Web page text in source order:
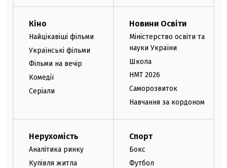
Кіно
Найцікавіші фільми
Українські фільми
Фільми на вечір
Комедії
Серіали
Новини Освіти
Міністерство освіти та
науки України
Школа
НМТ 2026
Саморозвиток
Навчання за кордоном
Нерухомість
Аналітика ринку
Купівля житла
Спорт
Бокс
Футбол